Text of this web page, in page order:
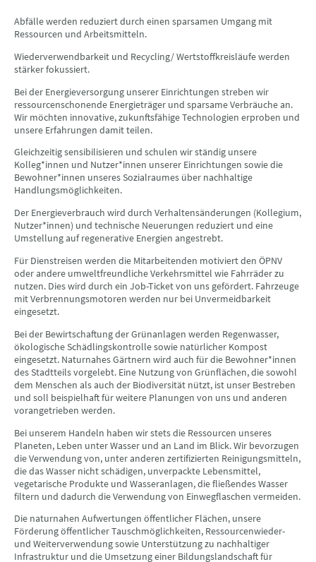
Abfälle werden reduziert durch einen sparsamen Umgang mit
Ressourcen und Arbeitsmitteln.
Wiederverwendbarkeit und Recycling/ Wertstoffkreisläufe werden
stärker fokussiert.
Bei der Energieversorgung unserer Einrichtungen streben wir
ressourcenschonende Energieträger und sparsame Verbräuche an.
Wir möchten innovative, zukunftsfähige Technologien erproben und
unsere Erfahrungen damit teilen.
Gleichzeitig sensibilisieren und schulen wir ständig unsere
Kolleg*innen und Nutzer*innen unserer Einrichtungen sowie die
Bewohner*innen unseres Sozialraumes über nachhaltige
Handlungsmöglichkeiten.
Der Energieverbrauch wird durch Verhaltensänderungen (Kollegium,
Nutzer*innen) und technische Neuerungen reduziert und eine
Umstellung auf regenerative Energien angestrebt.
Für Dienstreisen werden die Mitarbeitenden motiviert den ÖPNV
oder andere umweltfreundliche Verkehrsmittel wie Fahrräder zu
nutzen. Dies wird durch ein Job-Ticket von uns gefördert. Fahrzeuge
mit Verbrennungsmotoren werden nur bei Unvermeidbarkeit
eingesetzt.
Bei der Bewirtschaftung der Grünanlagen werden Regenwasser,
ökologische Schädlingskontrolle sowie natürlicher Kompost
eingesetzt. Naturnahes Gärtnern wird auch für die Bewohner*innen
des Stadtteils vorgelebt. Eine Nutzung von Grünflächen, die sowohl
dem Menschen als auch der Biodiversität nützt, ist unser Bestreben
und soll beispielhaft für weitere Planungen von uns und anderen
vorangetrieben werden.
Bei unserem Handeln haben wir stets die Ressourcen unseres
Planeten, Leben unter Wasser und an Land im Blick. Wir bevorzugen
die Verwendung von, unter anderen zertifizierten Reinigungsmitteln,
die das Wasser nicht schädigen, unverpackte Lebensmittel,
vegetarische Produkte und Wasseranlagen, die fließendes Wasser
filtern und dadurch die Verwendung von Einwegflaschen vermeiden.
Die naturnahen Aufwertungen öffentlicher Flächen, unsere
Förderung öffentlicher Tauschmöglichkeiten, Ressourcenwieder-
und Weiterverwendung sowie Unterstützung zu nachhaltiger
Infrastruktur und die Umsetzung einer Bildungslandschaft für